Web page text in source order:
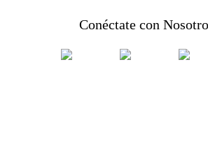
Conéctate con